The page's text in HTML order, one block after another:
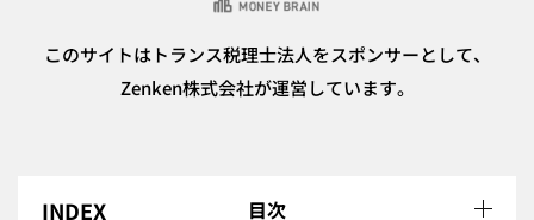
このサイトはトランス税理士法人をスポンサーとして、
Zenken株式会社が運営しています。
目次